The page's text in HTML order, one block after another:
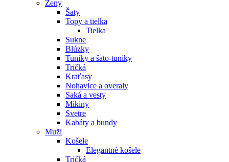
Ženy
Šaty
Topy a tielka
Tielka
Sukne
Blúzky
Tuniky a šato-tuniky
Tričká
Kraťasy
Nohavice a overaly
Saká a vesty
Mikiny
Svetre
Kabáty a bundy
Muži
Košele
Elegantné košele
Tričká